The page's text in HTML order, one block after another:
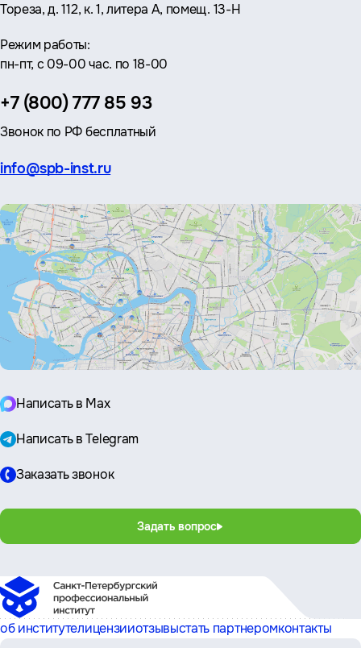
Тореза, д. 112, к. 1, литера А, помещ. 13-Н
Режим работы:
пн-пт, с 09-00 час. по 18-00
Телефон:
+7 (800) 777 85 93
Звонок по РФ бесплатный
Эл.
info@spb-inst.ru
Написать в Max
Написать в Telegram
Заказать звонок
Задать вопрос
об институтелицензииотзывыстать партнеромконтакты